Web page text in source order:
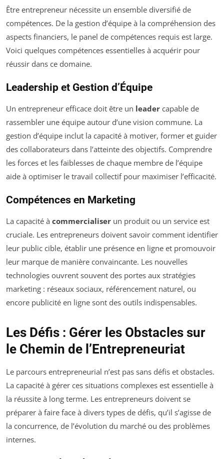
Être entrepreneur nécessite un ensemble diversifié de
compétences. De la gestion d’équipe à la compréhension des
aspects financiers, le panel de compétences requis est large.
Voici quelques compétences essentielles à acquérir pour
réussir dans ce domaine.
Leadership et Gestion d’Équipe
Un entrepreneur efficace doit être un leader capable de
rassembler une équipe autour d’une vision commune. La
gestion d’équipe inclut la capacité à motiver, former et guider
des collaborateurs dans l’atteinte des objectifs. Comprendre
les forces et les faiblesses de chaque membre de l’équipe
aide à optimiser le travail collectif pour maximiser l’efficacité.
Compétences en Marketing
La capacité à commercialiser un produit ou un service est
cruciale. Les entrepreneurs doivent savoir comment identifier
leur public cible, établir une présence en ligne et promouvoir
leur marque de manière convaincante. Les nouvelles
technologies ouvrent souvent des portes aux stratégies
marketing : réseaux sociaux, référencement naturel, ou
encore publicité en ligne sont des outils indispensables.
Les Défis : Gérer les Obstacles sur
le Chemin de l’Entrepreneuriat
Le parcours entrepreneurial n’est pas sans défis et obstacles.
La capacité à gérer ces situations complexes est essentielle à
la réussite à long terme. Les entrepreneurs doivent se
préparer à faire face à divers types de défis, qu’il s’agisse de
la concurrence, de l’évolution du marché ou des problèmes
internes.